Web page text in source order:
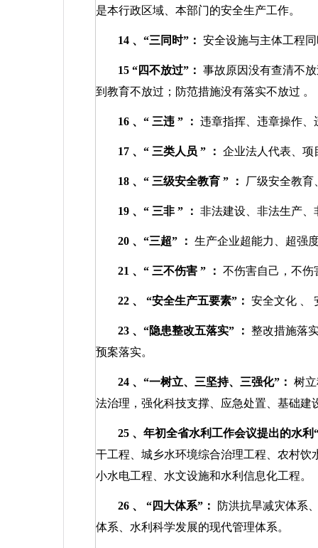
是本行政区域、本部门的安全生产工作。
14 、“三同时”： 安全设施与主体工程
15 “四不放过”：
事故原因没有查清不
到教育不放过；防范措施没有落实不放过 。
16 、“ 三违 ” ： 违章指挥、违章操作、
17 、“ 三类人员 ” ： 企业法人代表、
18 、“ 三级安全教育 ” ： 厂级安全教育
19 、“ 三非 ” ： 非法建设、非法生产、
20 、“三超” ： 生产企业超能力、超强
21 、“ 三不伤害 ” ： 不伤害自己，不
22 、 “安全生产五要素”： 安全文化
23 、“隐患整改五落实” ：
整改措施落
预案落实。
24 、“一树立、三坚持、三强化”：
树
法治理，强化科技支撑、应急处置、基础建
25 、年初全省水利工作会议提出的水利
干工程、城乡水环境综合治理工程、农村
小水电工程、水文设施和水利信息化工程。
26 、 “四大体系”：
防洪抗旱减灾体系
体系、水利科学发展的现代管理体系。